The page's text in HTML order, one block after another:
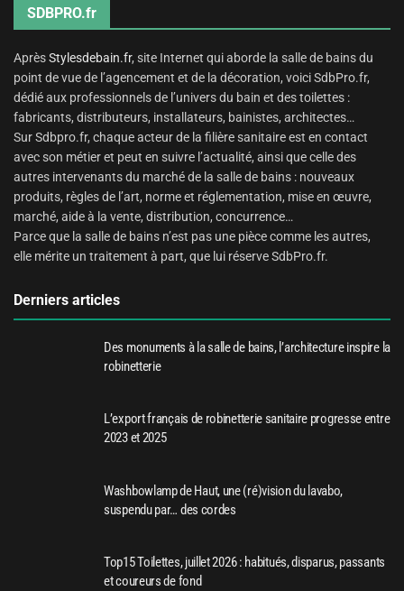
SDBPRO.fr
AprèsStylesdebain.fr, site Internet qui aborde la salle de bains du
point de vue de l’agencement et de la décoration, voici SdbPro.fr,
dédié aux professionnels de l’univers du bain et des toilettes :
fabricants, distributeurs, installateurs, bainistes, architectes…
Sur Sdbpro.fr, chaque acteur de la filière sanitaire est en contact
avec son métier et peut en suivre l’actualité, ainsi que celle des
autres intervenants du marché de la salle de bains : nouveaux
produits, règles de l’art, norme et réglementation, mise en œuvre,
marché, aide à la vente, distribution, concurrence…
Parce que la salle de bains n’est pas une pièce comme les autres,
elle mérite un traitement à part, que lui réserve SdbPro.fr.
Derniers articles
Des monuments à la salle de bains, l’architecture inspire la
robinetterie
L’export français de robinetterie sanitaire progresse entre
2023 et 2025
Washbowlamp de Haut, une (ré)vision du lavabo,
suspendu par… des cordes
Top15 Toilettes, juillet 2026 : habitués, disparus, passants
et coureurs de fond